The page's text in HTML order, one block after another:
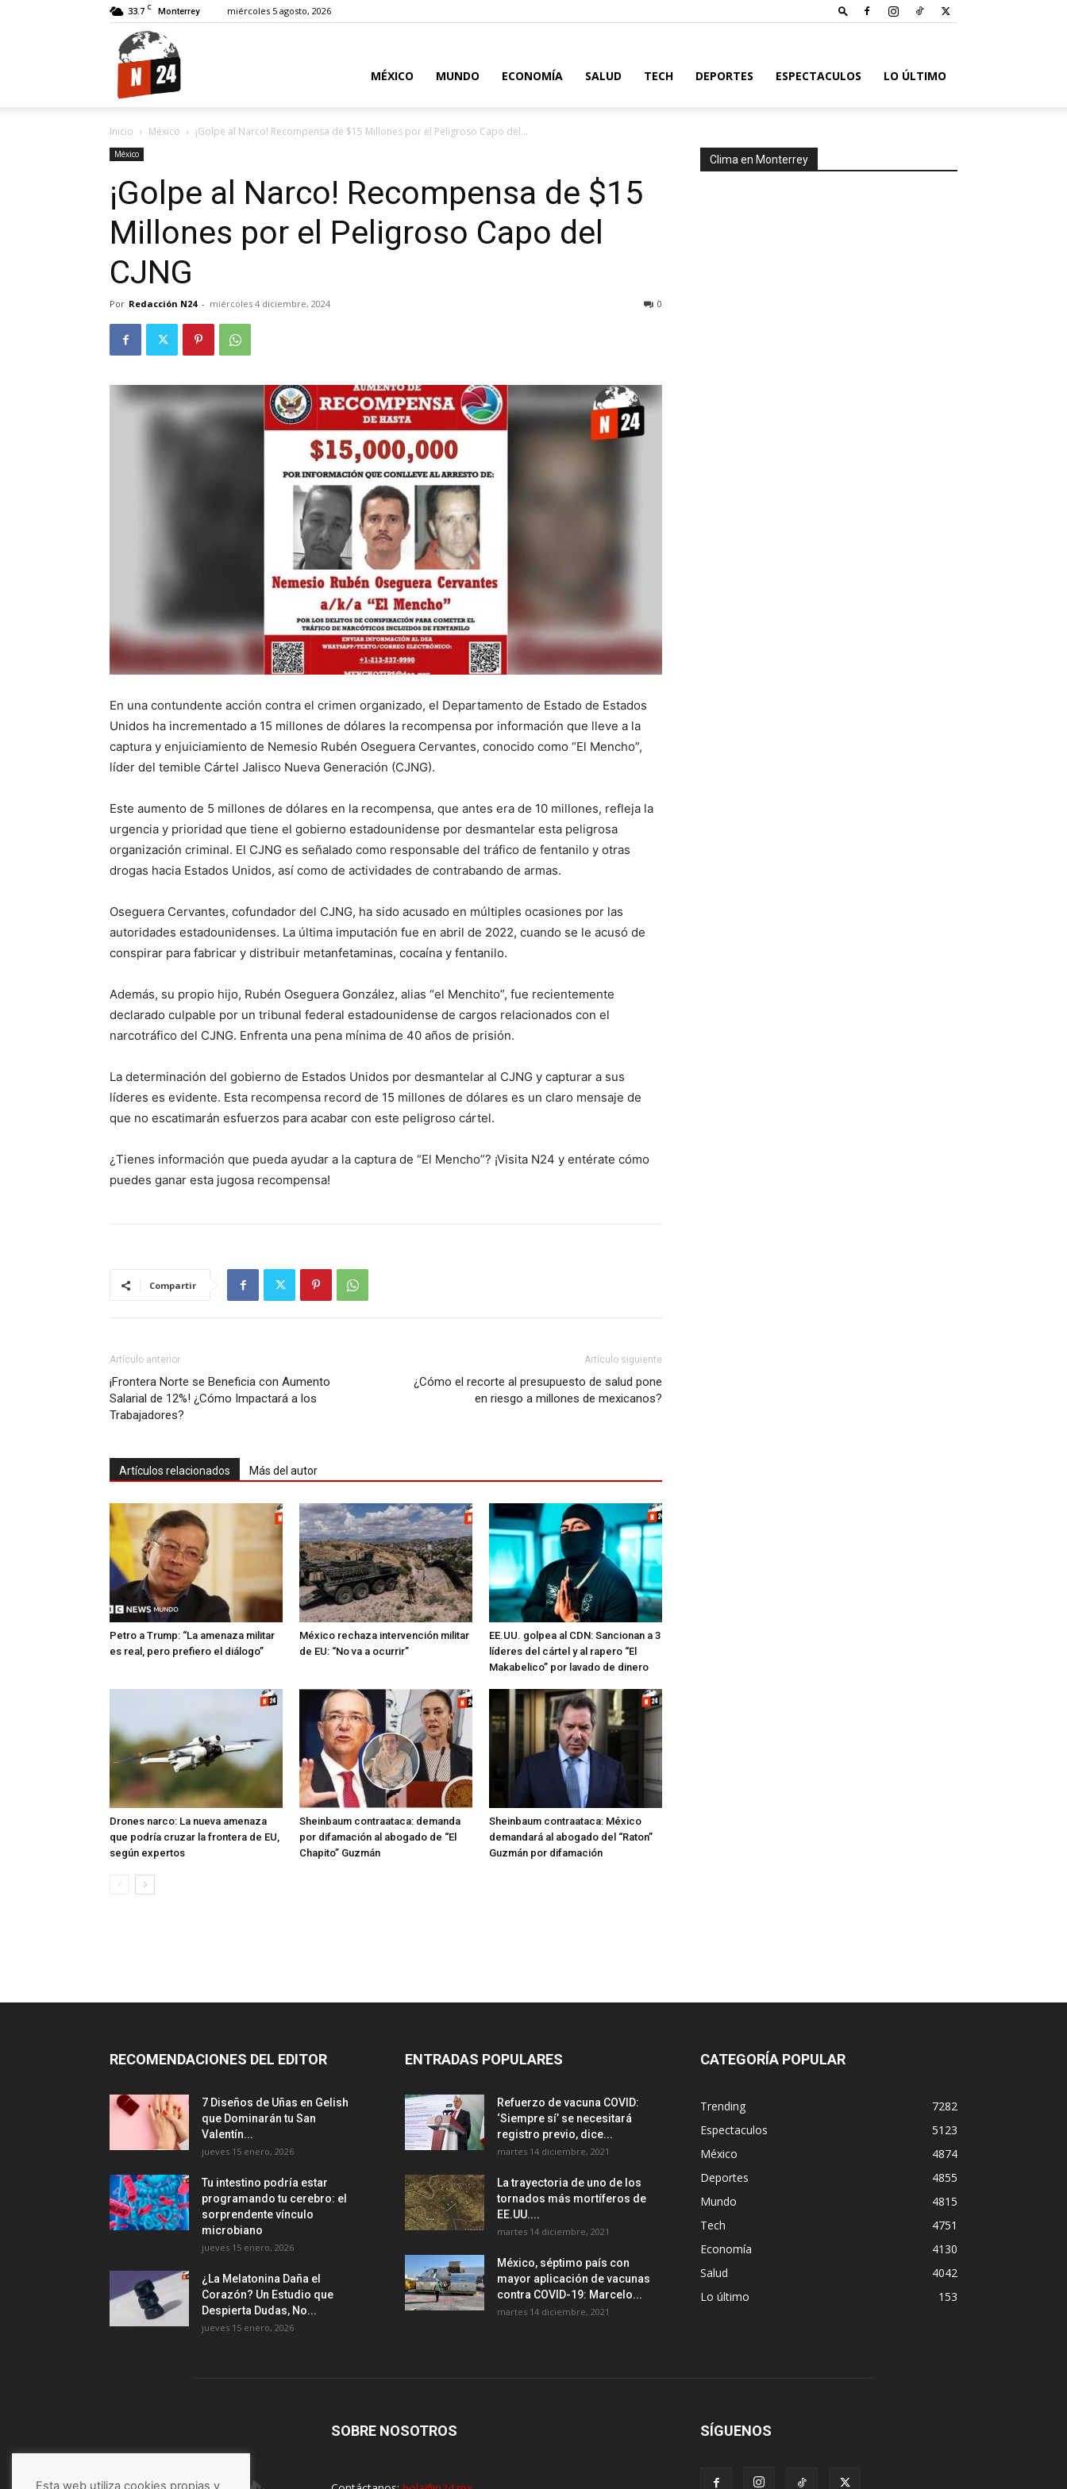
33.7 C Monterrey miércoles 5 agosto, 2026
MÉXICO MUNDO ECONOMÍA SALUD TECH DEPORTES ESPECTACULOS LO ÚLTIMO
Inicio México ¡Golpe al Narco! Recompensa de $15 Millones por el Peligroso Capo del...
México
¡Golpe al Narco! Recompensa de $15
Millones por el Peligroso Capo del
CJNG
Por Redacción N24 - miércoles 4 diciembre, 2024 0
En una contundente acción contra el crimen organizado, el Departamento de Estado de Estados
Unidos ha incrementado a 15 millones de dólares la recompensa por información que lleve a la
captura y enjuiciamiento de Nemesio Rubén Oseguera Cervantes, conocido como “El Mencho”,
líder del temible Cártel Jalisco Nueva Generación (CJNG).
Este aumento de 5 millones de dólares en la recompensa, que antes era de 10 millones, refleja la
urgencia y prioridad que tiene el gobierno estadounidense por desmantelar esta peligrosa
organización criminal. El CJNG es señalado como responsable del tráfico de fentanilo y otras
drogas hacia Estados Unidos, así como de actividades de contrabando de armas.
Oseguera Cervantes, cofundador del CJNG, ha sido acusado en múltiples ocasiones por las
autoridades estadounidenses. La última imputación fue en abril de 2022, cuando se le acusó de
conspirar para fabricar y distribuir metanfetaminas, cocaína y fentanilo.
Además, su propio hijo, Rubén Oseguera González, alias “el Menchito”, fue recientemente
declarado culpable por un tribunal federal estadounidense de cargos relacionados con el
narcotráfico del CJNG. Enfrenta una pena mínima de 40 años de prisión.
La determinación del gobierno de Estados Unidos por desmantelar al CJNG y capturar a sus
líderes es evidente. Esta recompensa record de 15 millones de dólares es un claro mensaje de
que no escatimarán esfuerzos para acabar con este peligroso cártel.
¿Tienes información que pueda ayudar a la captura de “El Mencho”? ¡Visita N24 y entérate cómo
puedes ganar esta jugosa recompensa!
Compartir
Artículo anterior
¡Frontera Norte se Beneficia con Aumento
Salarial de 12%! ¿Cómo Impactará a los
Trabajadores?
Artículo siguiente
¿Cómo el recorte al presupuesto de salud pone
en riesgo a millones de mexicanos?
Artículos relacionados Más del autor
Petro a Trump: “La amenaza militar
es real, pero prefiero el diálogo”
México rechaza intervención militar
de EU: “No va a ocurrir”
EE.UU. golpea al CDN: Sancionan a 3
líderes del cártel y al rapero “El
Makabelico” por lavado de dinero
Drones narco: La nueva amenaza
que podría cruzar la frontera de EU,
según expertos
Sheinbaum contraataca: demanda
por difamación al abogado de “El
Chapito” Guzmán
Sheinbaum contraataca: México
demandará al abogado del “Raton”
Guzmán por difamación
Clima en Monterrey
RECOMENDACIONES DEL EDITOR
7 Diseños de Uñas en Gelish
que Dominarán tu San
Valentín...
jueves 15 enero, 2026
Tu intestino podría estar
programando tu cerebro: el
sorprendente vínculo
microbiano
jueves 15 enero, 2026
¿La Melatonina Daña el
Corazón? Un Estudio que
Despierta Dudas, No...
jueves 15 enero, 2026
ENTRADAS POPULARES
Refuerzo de vacuna COVID:
‘Siempre sí’ se necesitará
registro previo, dice...
martes 14 diciembre, 2021
La trayectoria de uno de los
tornados más mortíferos de
EE.UU....
martes 14 diciembre, 2021
México, séptimo país con
mayor aplicación de vacunas
contra COVID-19: Marcelo...
martes 14 diciembre, 2021
CATEGORÍA POPULAR
Trending
7282
Espectaculos
5123
México
4874
Deportes
4855
Mundo
4815
Tech
4751
Economía
4130
Salud
4042
Lo último
153
SOBRE NOSOTROS SÍGUENOS
Esta web utiliza cookies propias y